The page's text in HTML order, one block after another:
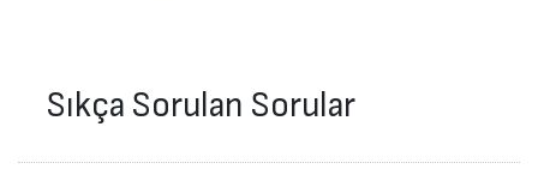
Sıkça Sorulan Sorular